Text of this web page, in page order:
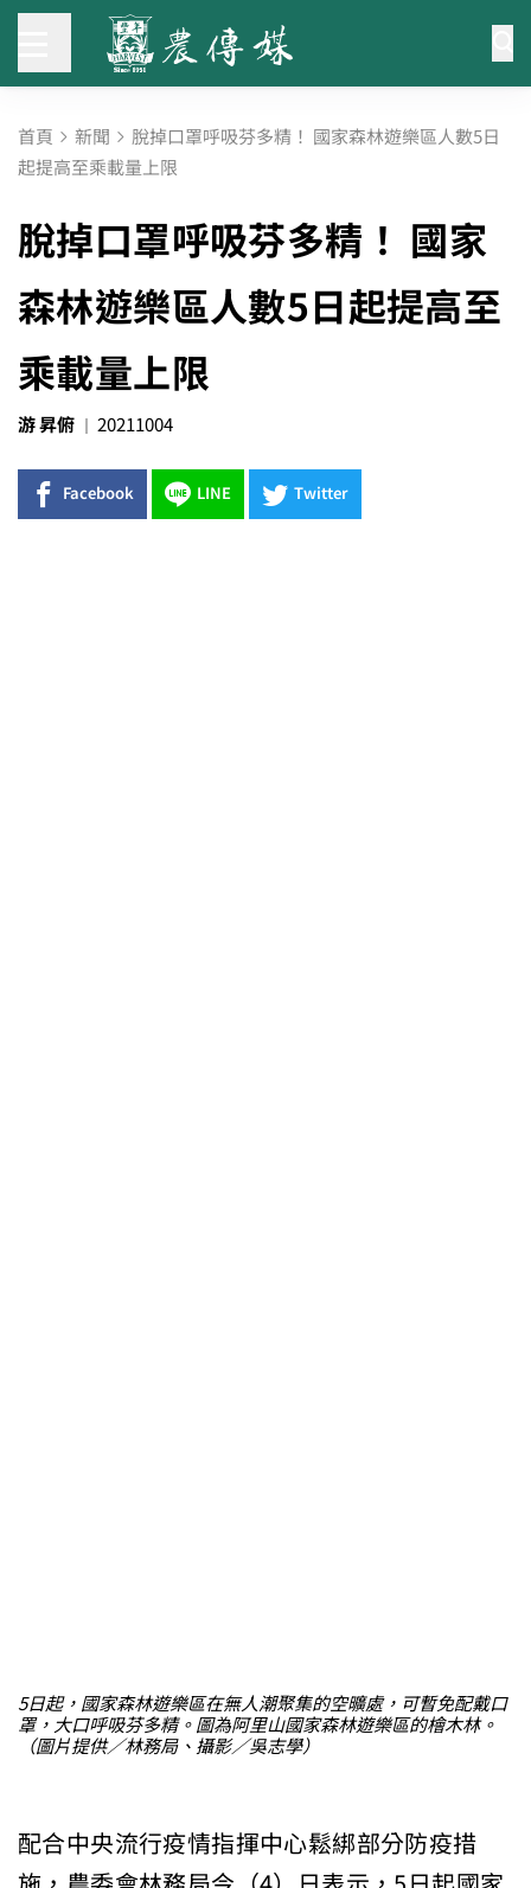
首頁 新聞 脫掉口罩呼吸芬多精！ 國家森林遊樂區人數5日
起提高至乘載量上限
脫掉口罩呼吸芬多精！ 國家
森林遊樂區人數5日起提高至
乘載量上限
游 昇俯 20211004
Facebook LINE Twitter
5日起，國家森林遊樂區在無人潮聚集的空曠處，可暫免配戴口
罩，大口呼吸芬多精。圖為阿里山國家森林遊樂區的檜木林。
（圖片提供／林務局、攝影／吳志學）
配合中央流行疫情指揮中心鬆綁部分防疫措